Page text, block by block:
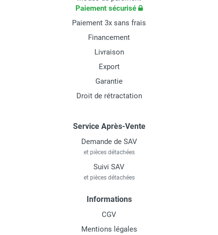
Paiement sécurisé
Paiement 3x sans frais
Financement
Livraison
Export
Garantie
Droit de rétractation
Service Après-Vente
Demande de SAV
et pièces détachées
Suivi SAV
et pièces détachées
Informations
CGV
Mentions légales